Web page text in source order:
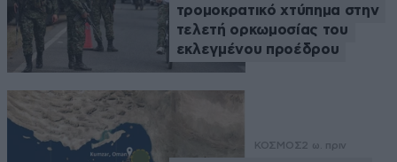
τρομοκρατικό χτύπημα στην
τελετή ορκωμοσίας του
εκλεγμένου προέδρου
ΚΟΣΜΟΣ2 ω. πριν